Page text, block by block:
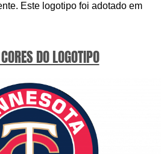
Este logotipo foi adotado em
DO LOGOTIPO